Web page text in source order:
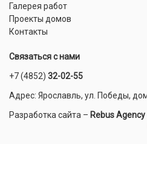
Галерея работ
Проекты домов
Контакты
Связаться с нами
+7 (4852) 32-02-55
Адрес: Ярославль, ул. Победы,
Разработка сайта – Rebus Agency